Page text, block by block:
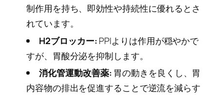
制作用を持ち、即効性や持続性に優れるとさ
れています。
H2ブロッカー:PPIよりは作用が穏やかで
すが、胃酸分泌を抑制します。
消化管運動改善薬: 胃の動きを良くし、胃
内容物の排出を促進することで逆流を減らす